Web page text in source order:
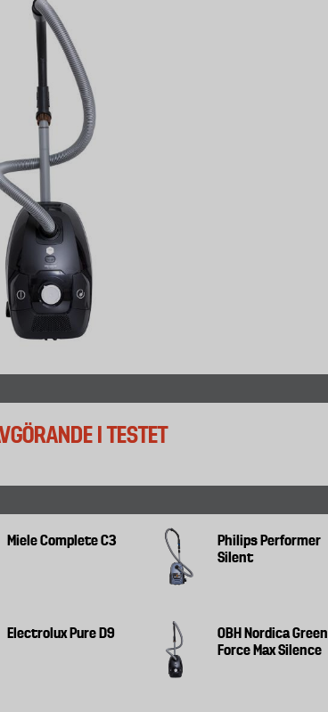
I TESTET
Miele Complete C3
Philips Performer
Silent
Electrolux Pure D9
OBH Nordica Green
Force Max Silence